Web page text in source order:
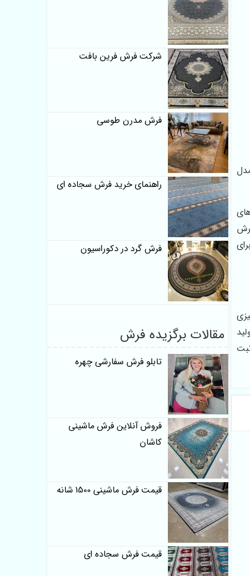
مدل
برای
شرکت فرش فرین بافت
فرش مدرن طوسی
راهنمای خرید فرش سجاده ای
فرش گرد در دکوراسیون
مقالات برگزیده فرش
تابلو فرش سفارشی چهره
فروش آنلاین فرش ماشینی
کاشان
قیمت فرش ماشینی 1500 شانه
قیمت فرش سجاده ای